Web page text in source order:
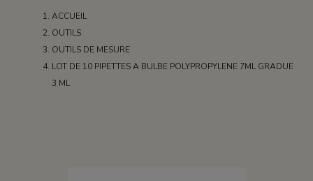
ACCUEIL
OUTILS
OUTILS DE MESURE
LOT DE 10 PIPETTES A BULBE POLYPROPYLENE 7ML GRADUE
3 ML